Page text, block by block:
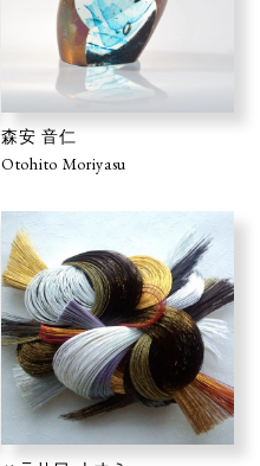
森安 音仁
Otohito Moriyasu